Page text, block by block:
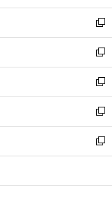
開
く
ウ
で
開
く
ン
ド
ウ
で
開
く
ウ
ィ
ン
ド
ウ
で
開
く
新
し
い
ウ
ィ
ン
ド
ウ
で
開
新
し
い
ウ
ィ
ン
ド
ウ
開
新
し
い
ウ
ィ
ン
ウ
新
し
い
ウ
ン
新
し
ウ